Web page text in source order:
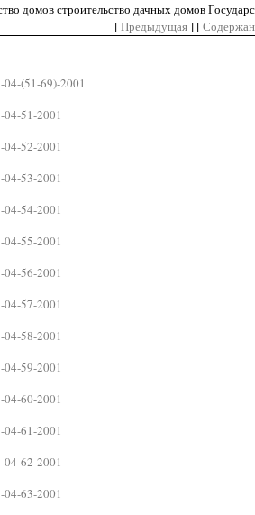
домов строительство дачных домов
[Предыдущая] [
(51-69)-2001
51-2001
52-2001
53-2001
54-2001
55-2001
56-2001
57-2001
58-2001
59-2001
60-2001
61-2001
62-2001
63-2001